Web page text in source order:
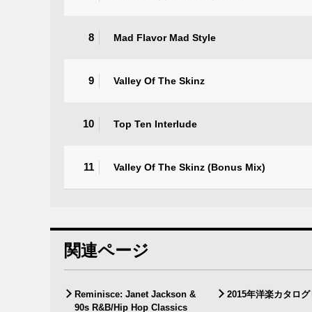
8 Mad Flavor Mad Style
9 Valley Of The Skinz
10 Top Ten Interlude
11 Valley Of The Skinz (Bonus Mix)
関連ページ
Reminisce: Janet Jackson &
90s R&B/Hip Hop Classics
2015年洋楽カタログ